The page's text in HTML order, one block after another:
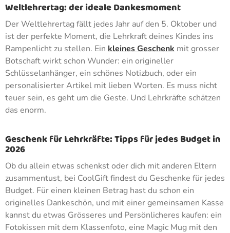
Weltlehrertag: der ideale Dankesmoment
Der Weltlehrertag fällt jedes Jahr auf den 5. Oktober und
ist der perfekte Moment, die Lehrkraft deines Kindes ins
Rampenlicht zu stellen. Ein kleines Geschenk mit grosser
Botschaft wirkt schon Wunder: ein origineller
Schlüsselanhänger, ein schönes Notizbuch, oder ein
personalisierter Artikel mit lieben Worten. Es muss nicht
teuer sein, es geht um die Geste. Und Lehrkräfte schätzen
das enorm.
Geschenk für Lehrkräfte: Tipps für jedes Budget in
2026
Ob du allein etwas schenkst oder dich mit anderen Eltern
zusammentust, bei CoolGift findest du Geschenke für jedes
Budget. Für einen kleinen Betrag hast du schon ein
originelles Dankeschön, und mit einer gemeinsamen Kasse
kannst du etwas Grösseres und Persönlicheres kaufen: ein
Fotokissen mit dem Klassenfoto, eine Magic Mug mit den